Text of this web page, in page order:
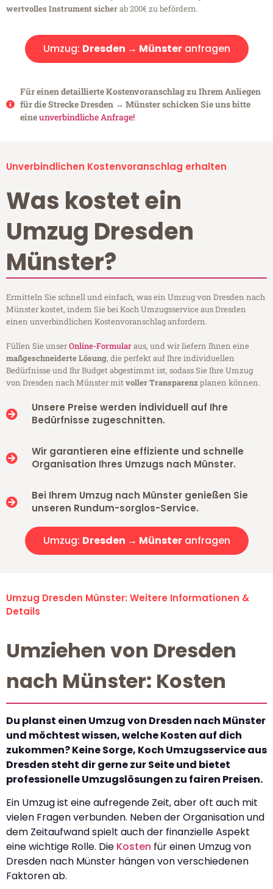
wertvolles Instrument sicherab 200€ zu befördern.
Umzug: Dresden → Münsteranfragen
Für einen detaillierte Kostenvoranschlag zu Ihrem Anliegen
für die Strecke Dresden → Münster schicken Sie uns bitte
eineunverbindliche Anfrage!
Unverbindlichen Kostenvoranschlag erhalten
Was kostet ein
Umzug Dresden
Münster?
Ermitteln Sie schnell und einfach, was ein Umzug von Dresden nach
Münster kostet, indem Sie bei Koch Umzugsservice aus Dresden
einen unverbindlichen Kostenvoranschlag anfordern.
Füllen Sie unserOnline-Formularaus, und wir liefern Ihnen eine
maßgeschneiderte Lösung, die perfekt auf Ihre individuellen
Bedürfnisse und Ihr Budget abgestimmt ist, sodass Sie Ihre Umzug
von Dresden nach Münster mitvoller Transparenzplanen können.
Unsere Preise werden individuell auf Ihre
Bedürfnisse zugeschnitten.
Wir garantieren eine effiziente und schnelle
Organisation Ihres Umzugs nach Münster.
Bei Ihrem Umzug nach Münster genießen Sie
unseren Rundum-sorglos-Service.
Umzug: Dresden → Münsteranfragen
Umzug Dresden Münster: Weitere Informationen &
Details
Umziehen von Dresden
nach Münster: Kosten
Du planst einen Umzug von Dresden nach Münster
und möchtest wissen, welche Kosten auf dich
zukommen? Keine Sorge, Koch Umzugsservice aus
Dresden steht dir gerne zur Seite und bietet
professionelle Umzugslösungen zu fairen Preisen.
Ein Umzug ist eine aufregende Zeit, aber oft auch mit
vielen Fragen verbunden. Neben der Organisation und
dem Zeitaufwand spielt auch der finanzielle Aspekt
eine wichtige Rolle. Die Kosten für einen Umzug von
Dresden nach Münster hängen von verschiedenen
Faktoren ab.